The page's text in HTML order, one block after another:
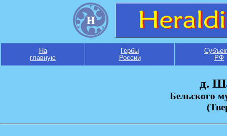
На
главную
Гербы
России
РФ
д.
Бельского